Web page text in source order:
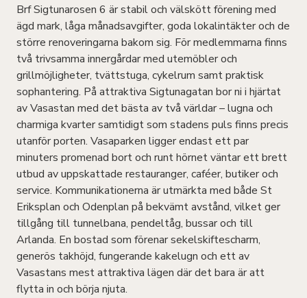
Brf Sigtunarosen 6 är stabil och välskött förening med
ägd mark, låga månadsavgifter, goda lokalintäkter och de
större renoveringarna bakom sig. För medlemmarna finns
två trivsamma innergårdar med utemöbler och
grillmöjligheter, tvättstuga, cykelrum samt praktisk
sophantering. På attraktiva Sigtunagatan bor ni i hjärtat
av Vasastan med det bästa av två världar – lugna och
charmiga kvarter samtidigt som stadens puls finns precis
utanför porten. Vasaparken ligger endast ett par
minuters promenad bort och runt hörnet väntar ett brett
utbud av uppskattade restauranger, caféer, butiker och
service. Kommunikationerna är utmärkta med både St
Eriksplan och Odenplan på bekvämt avstånd, vilket ger
tillgång till tunnelbana, pendeltåg, bussar och till
Arlanda. En bostad som förenar sekelskiftescharm,
generös takhöjd, fungerande kakelugn och ett av
Vasastans mest attraktiva lägen där det bara är att
flytta in och börja njuta.